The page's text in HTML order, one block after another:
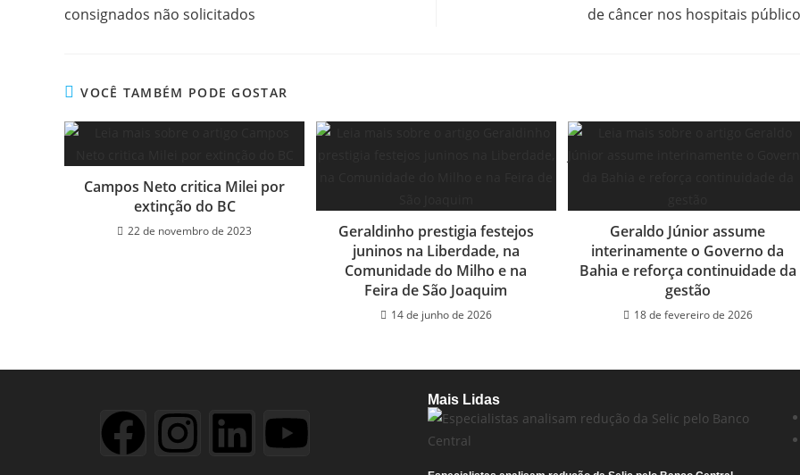
consignados não solicitados
de câncer nos hospitais
VOCÊ TAMBÉM PODE GOSTAR
Campos Neto critica Milei por
extinção do BC
22 de novembro de 2023
Geraldinho prestigia festejos
juninos na Liberdade, na
Comunidade do Milho e na
Feira de São Joaquim
14 de junho de 2026
Geraldo Júnior assume
interinamente o Governo da
Bahia e reforça continuidade da
gestão
18 de fevereiro de 2026
Mais Lidas